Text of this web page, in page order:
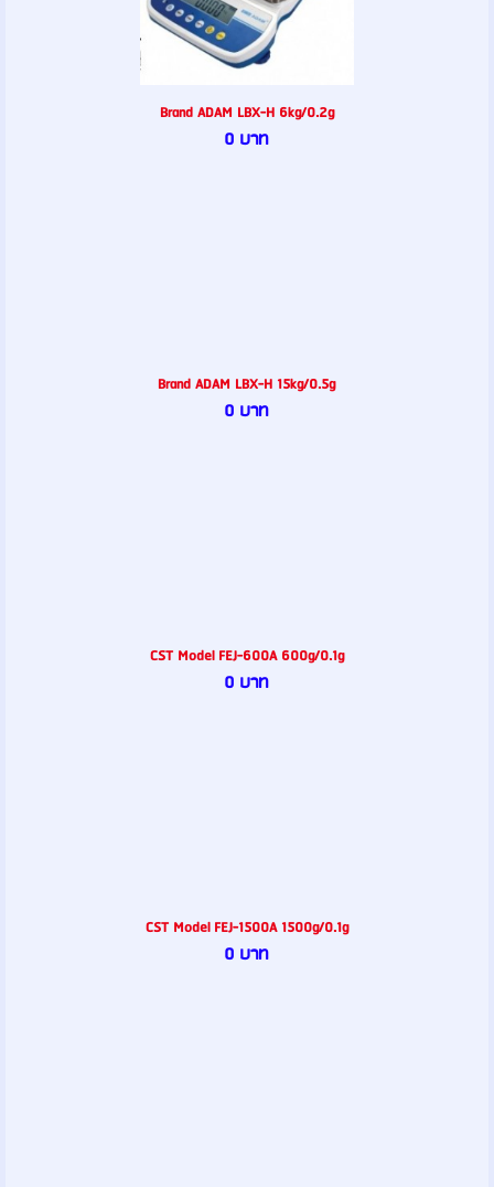
Brand ADAM LBX-H 6kg/0.2g
0 บาท
Brand ADAM LBX-H 15kg/0.5g
0 บาท
CST Model FEJ-600A 600g/0.1g
0 บาท
CST Model FEJ-1500A 1500g/0.1g
0 บาท